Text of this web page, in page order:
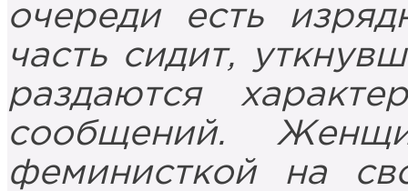
очереди есть
часть сидит,
раздаются
сообщений.
феминисткой на